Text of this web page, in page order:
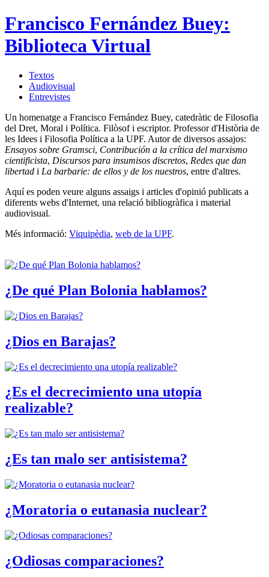
Francisco Fernández Buey:
Biblioteca Virtual
Textos
Audiovisual
Entrevistes
Un homenatge a Francisco Fernández Buey, catedràtic de Filosofia
del Dret, Moral i Política. Filòsof i escriptor. Professor d'Història de
les Idees i Filosofia Política a la UPF. Autor de diversos assajos:
Ensayos sobre Gramsci, Contribución a la crítica del marxismo
cientificista, Discursos para insumisos discretos, Redes que dan
libertad i La barbarie: de ellos y de los nuestros, entre d'altres.
Aquí es poden veure alguns assaigs i articles d'opinió publicats a
diferents webs d'Internet, una relació bibliogràfica i material
audiovisual.
Més informació: Viquipèdia, web de la UPF.
¿De qué Plan Bolonia hablamos?
¿Dios en Barajas?
¿Es el decrecimiento una utopía
realizable?
¿Es tan malo ser antisistema?
¿Moratoria o eutanasia nuclear?
¿Odiosas comparaciones?